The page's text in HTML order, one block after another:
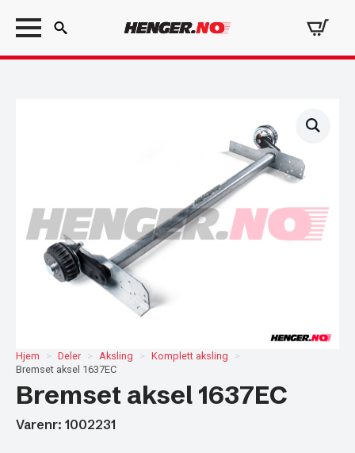
Search
Hjem Deler Aksling
Komplett aksling
Bremset aksel 1637EC
Bremset aksel 1637EC
Varenr: 1002231